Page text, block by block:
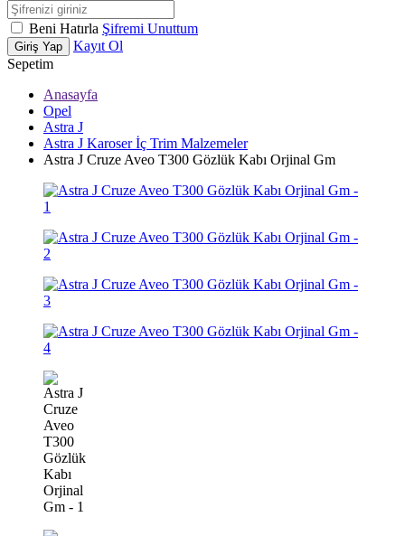
Beni Hatırla Şifremi Unuttum
Giriş Yap
Kayıt Ol
Sepetim
Anasayfa
Opel
Astra J
Astra J Karoser İç Trim Malzemeler
Astra J Cruze Aveo T300 Gözlük Kabı Orjinal Gm